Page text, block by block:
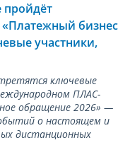
пройдёт
бизнес
участники,
ключевые
ПЛАС-
обращение 2026» —
о настоящем и
дистанционных